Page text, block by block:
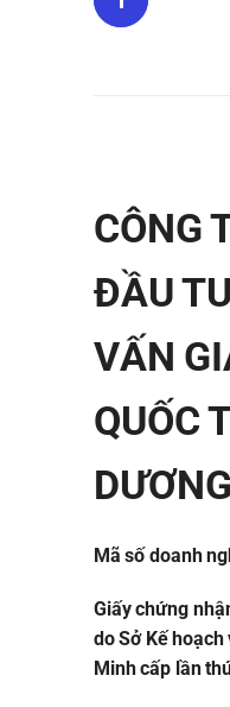
CÔNG
ĐẦU
VẤN
QUỐC
DƯƠNG
Mã số doanh
Giấy chứng
do Sở Kế
Minh cấp lần